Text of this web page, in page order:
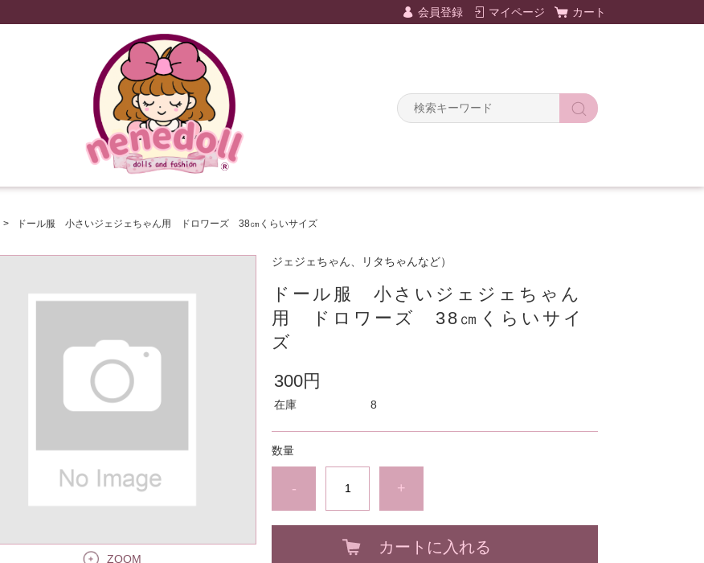
会員登録 マイページ カート
ドール服 小さいジェジェちゃん用 ドロワーズ 38㎝くらいサイズ
ZOOM
ジェジェちゃん、リタちゃんなど）
ドール服 小さいジェジェちゃん
用 ドロワーズ 38㎝くらいサイ
ズ
300円
在庫 8
数量
- +
カートに入れる